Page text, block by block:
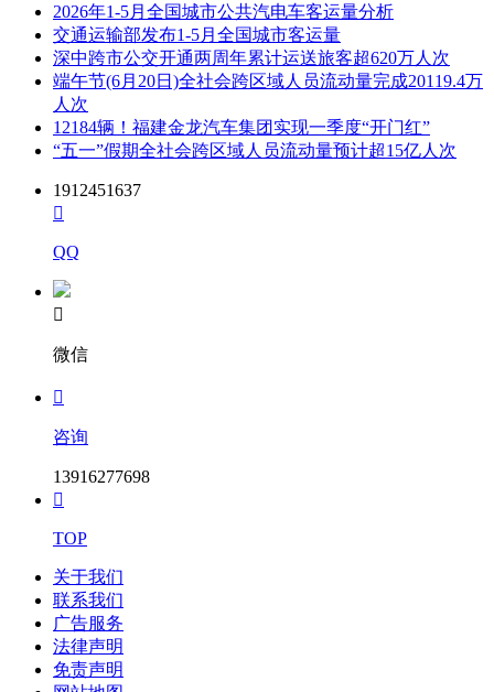
2026年1-5月全国城市公共汽电车客运量分析
交通运输部发布1-5月全国城市客运量
深中跨市公交开通两周年累计运送旅客超620万人次
端午节(6月20日)全社会跨区域人员流动量完成20119.4万
人次
12184辆！福建金龙汽车集团实现一季度“开门红”
“五一”假期全社会跨区域人员流动量预计超15亿人次
1912451637

QQ

微信

咨询
13916277698

TOP
关于我们
联系我们
广告服务
法律声明
免责声明